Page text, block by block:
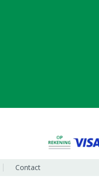
Contact